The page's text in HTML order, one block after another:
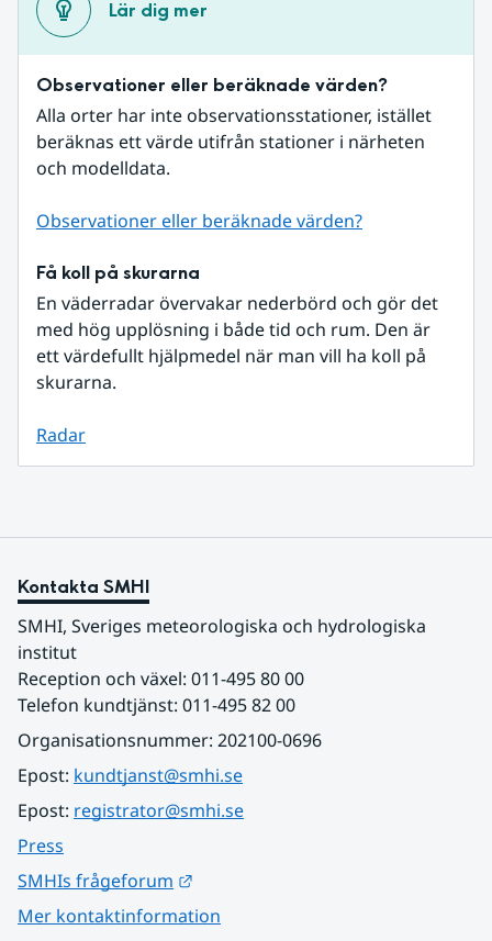
Lär dig mer
Observationer eller beräknade värden?
Alla orter har inte observationsstationer, istället
beräknas ett värde utifrån stationer i närheten
och modelldata.
Observationer eller beräknade värden?
Få koll på skurarna
En väderradar övervakar nederbörd och gör det
med hög upplösning i både tid och rum. Den är
ett värdefullt hjälpmedel när man vill ha koll på
skurarna.
Radar
Kontakta SMHI
SMHI, Sveriges meteorologiska och hydrologiska
institut
Reception och växel: 011-495 80 00
Telefon kundtjänst: 011-495 82 00
Organisationsnummer: 202100-0696
Epost: kundtjanst@smhi.se
Epost: registrator@smhi.se
Press
SMHIs frågeforum
Mer kontaktinformation